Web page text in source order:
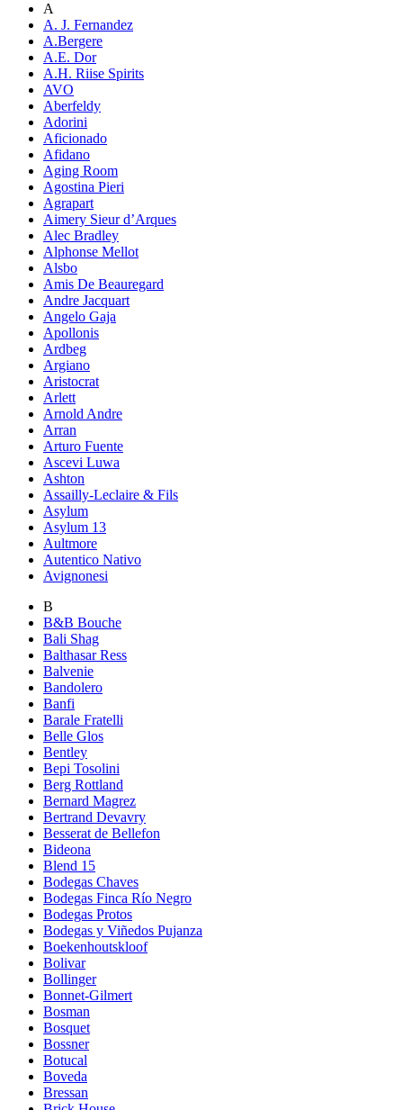
A
A. J. Fernandez
A.Bergere
A.E. Dor
A.H. Riise Spirits
AVO
Aberfeldy
Adorini
Aficionado
Afidano
Aging Room
Agostina Pieri
Agrapart
Aimery Sieur d’Arques
Alec Bradley
Alphonse Mellot
Alsbo
Amis De Beauregard
Andre Jacquart
Angelo Gaja
Apollonis
Ardbeg
Argiano
Aristocrat
Arlett
Arnold Andre
Arran
Arturo Fuente
Ascevi Luwa
Ashton
Assailly-Leclaire & Fils
Asylum
Asylum 13
Aultmore
Autentico Nativo
Avignonesi
B
B&B Bouche
Bali Shag
Balthasar Ress
Balvenie
Bandolero
Banfi
Barale Fratelli
Belle Glos
Bentley
Bepi Tosolini
Berg Rottland
Bernard Magrez
Bertrand Devavry
Besserat de Bellefon
Bideona
Blend 15
Bodegas Chaves
Bodegas Finca Río Negro
Bodegas Protos
Bodegas y Viñedos Pujanza
Boekenhoutskloof
Bolivar
Bollinger
Bonnet-Gilmert
Bosman
Bosquet
Bossner
Botucal
Boveda
Bressan